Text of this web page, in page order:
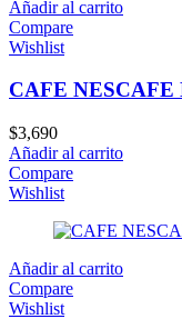
Añadir al carrito
Compare
Wishlist
CAFE
$3,690
Añadir al carrito
Compare
Wishlist
Añadir al carrito
Compare
Wishlist